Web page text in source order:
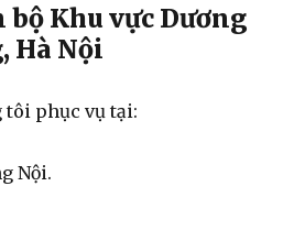
bộ Khu vực Dương
Hà Nội
tôi phục vụ tại:
Nội.